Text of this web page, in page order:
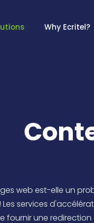
Why Ecritel?
web est-elle un
services
fournir une